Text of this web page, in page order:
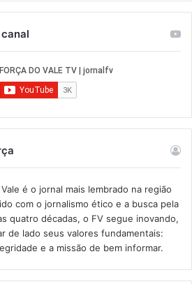
é o jornal mais lembrado na região
com o jornalismo ético e a busca pela
quatro décadas, o FV segue inovando,
de lado seus valores fundamentais:
e a missão de bem informar.​